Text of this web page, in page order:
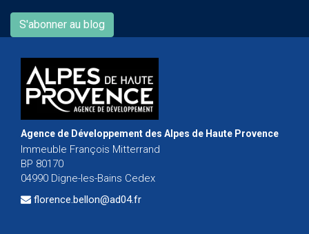
S'abonner au blog
Agence de Développement des Alpes de Haute Provence
Immeuble François Mitterrand
BP 80170
04990 Digne-les-Bains Cedex
florence.bellon@ad04.fr